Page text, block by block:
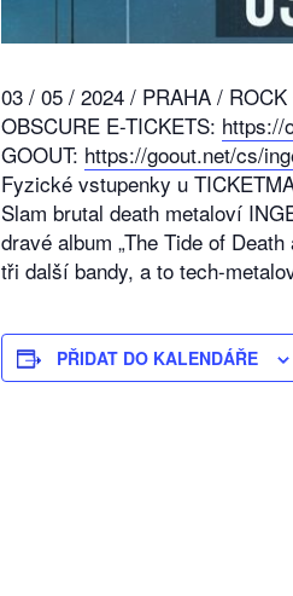
03 / 05 / 2024 / PRAHA / ROCK
OBSCURE E-TICKETS: https://
GOOUT: https://goout.net/cs/
Fyzické vstupenky u
Slam brutal death metaloví
dravé album „The Tide of
tři další bandy, a to tech-
PŘIDAT DO KALENDÁŘE